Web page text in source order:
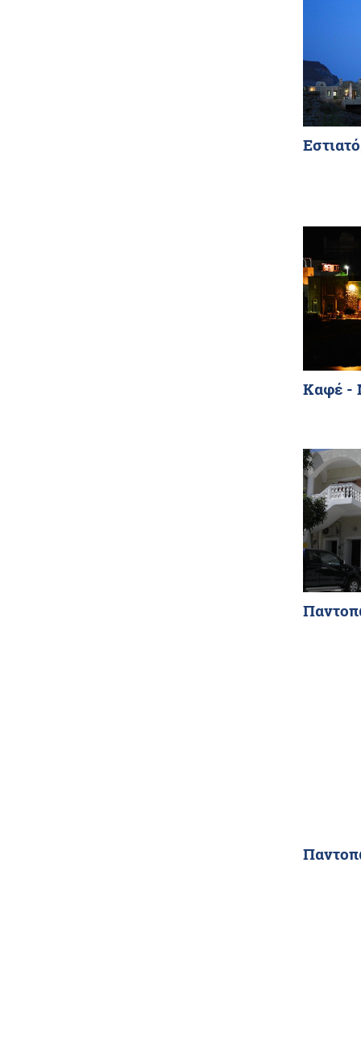
Καφέ -